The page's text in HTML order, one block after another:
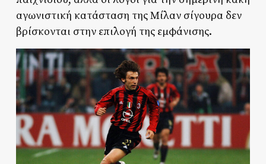
αγωνιστική κατάσταση της Μίλαν σίγουρα δεν
βρίσκονται στην επιλογή της εμφάνισης.